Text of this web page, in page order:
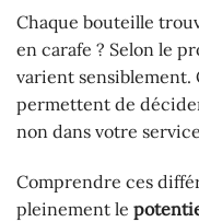
Chaque bouteille
en carafe ? Selon le
varient sensiblement.
permettent de
non dans votre
Comprendre ces
pleinement le